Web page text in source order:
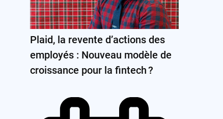
Plaid, la revente d’actions des
employés : Nouveau modèle de
croissance pour la fintech ?